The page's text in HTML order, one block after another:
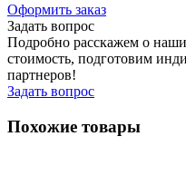
Оформить заказ
Задать вопрос
Подробно расскажем о
стоимость, подготовим
партнеров!
Задать вопрос
Похожие товары